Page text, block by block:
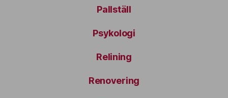
Pallställ
Psykologi
Relining
Renovering